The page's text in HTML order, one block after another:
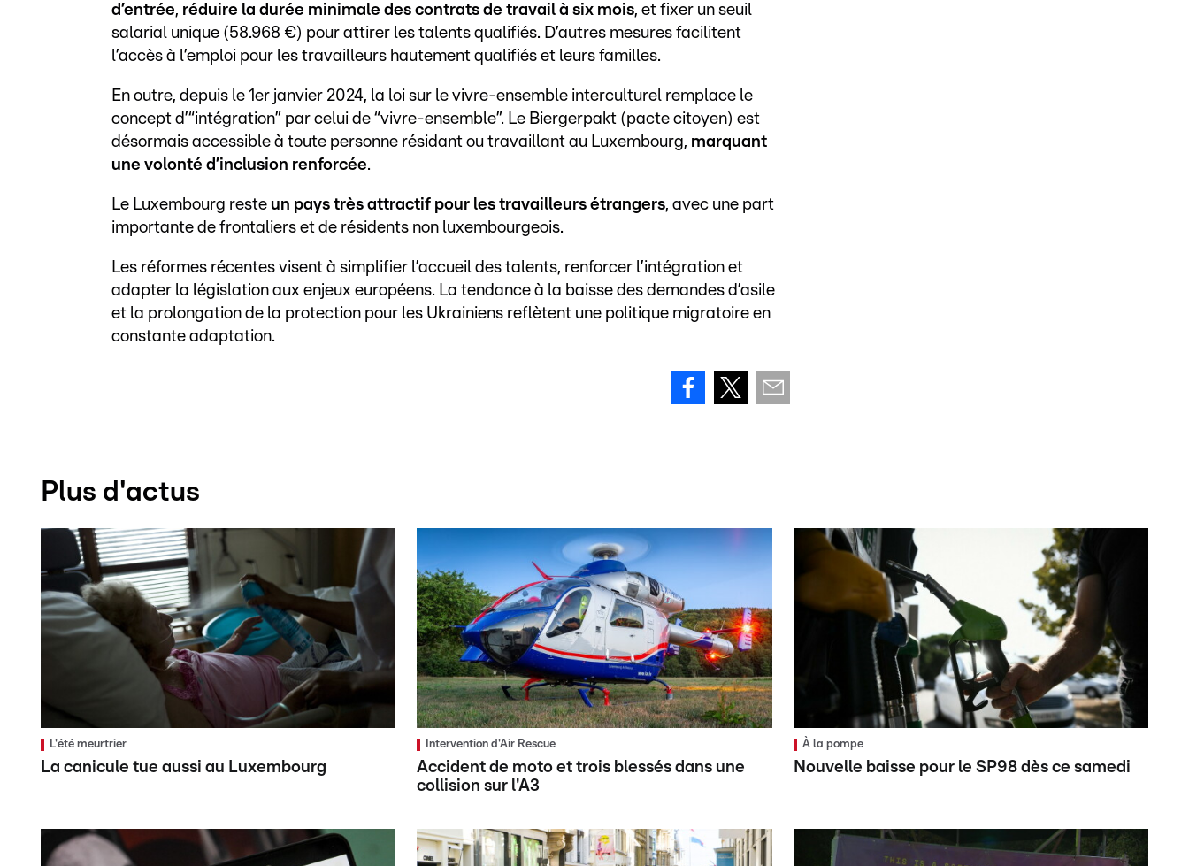
d’entrée, réduire la durée minimale des contrats de travail à six mois, et fixer un seuil
salarial unique (58.968 €) pour attirer les talents qualifiés. D’autres mesures facilitent
l’accès à l’emploi pour les travailleurs hautement qualifiés et leurs familles.
En outre, depuis le 1er janvier 2024, la loi sur le vivre-ensemble interculturel remplace le
concept d’“intégration” par celui de “vivre-ensemble”. Le Biergerpakt (pacte citoyen) est
désormais accessible à toute personne résidant ou travaillant au Luxembourg, marquant
une volonté d’inclusion renforcée.
Le Luxembourg reste un pays très attractif pour les travailleurs étrangers, avec une part
importante de frontaliers et de résidents non luxembourgeois.
Les réformes récentes visent à simplifier l’accueil des talents, renforcer l’intégration et
adapter la législation aux enjeux européens. La tendance à la baisse des demandes d’asile
et la prolongation de la protection pour les Ukrainiens reflètent une politique migratoire en
constante adaptation.
Plus d'actus
L'été meurtrier
La canicule tue aussi au Luxembourg
Intervention d'Air Rescue
Accident de moto et trois blessés dans une
collision sur l'A3
À la pompe
Nouvelle baisse pour le SP98 dès ce samedi